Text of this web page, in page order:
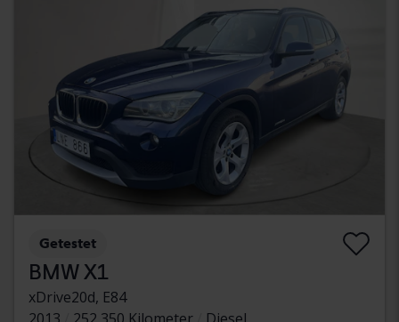
Getestet
BMW X1
xDrive20d, E84